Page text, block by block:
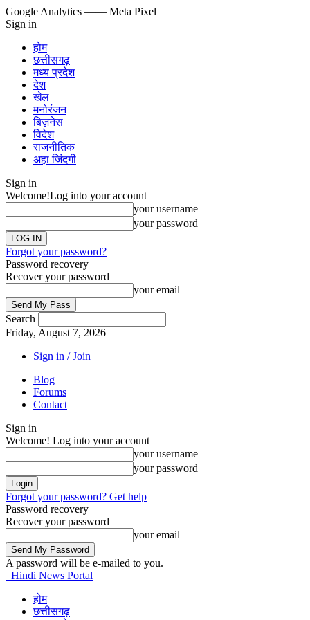
Google Analytics —— Meta Pixel
Sign in
होम
छत्तीसगढ़
मध्य प्रदेश
देश
खेल
मनोरंजन
बिज़नेस
विदेश
राजनीतिक
अहा जिंदगी
Sign in
Welcome!Log into your account
your username
your password
Forgot your password?
Password recovery
Recover your password
your email
Search
Friday, August 7, 2026
Sign in / Join
Blog
Forums
Contact
Sign in
Welcome! Log into your account
your username
your password
Forgot your password? Get help
Password recovery
Recover your password
your email
A password will be e-mailed to you.
Hindi News Portal
होम
छत्तीसगढ़